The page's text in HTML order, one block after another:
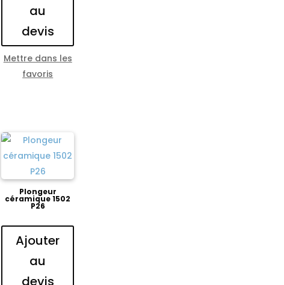
au
devis
Mettre dans les
favoris
Plongeur
céramique 1502
P26
Ajouter
au